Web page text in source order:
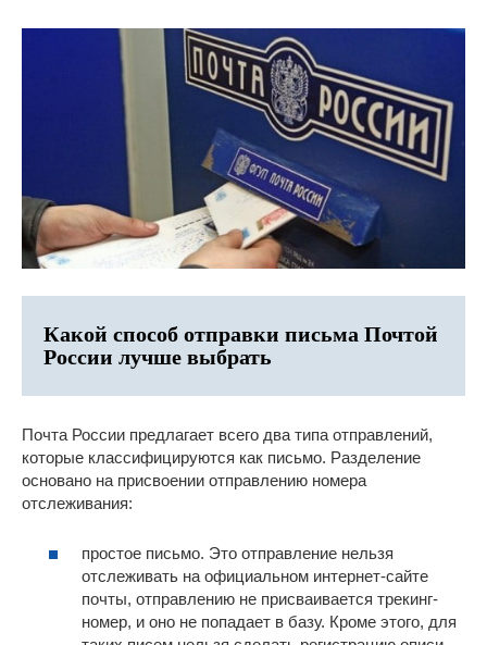
Какой способ отправки письма Почтой
России лучше выбрать
Почта России предлагает всего два типа отправлений,
которые классифицируются как письмо. Разделение
основано на присвоении отправлению номера
отслеживания:
простое письмо. Это отправление нельзя
отслеживать на официальном интернет-сайте
почты, отправлению не присваивается трекинг-
номер, и оно не попадает в базу. Кроме этого, для